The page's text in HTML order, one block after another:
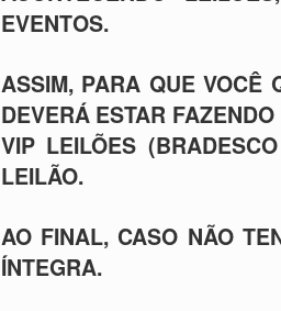
EVENTOS.
ASSIM, PARA QUE VOCÊ
DEVERÁ ESTAR
VIP LEILÕES
LEILÃO.
AO FINAL, CASO NÃO
ÍNTEGRA.